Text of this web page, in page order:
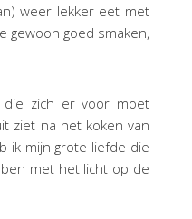
weer lekker eet met
gewoon goed smaken,
die zich er voor moet
ziet na het koken van
ik mijn grote liefde die
met het licht op de